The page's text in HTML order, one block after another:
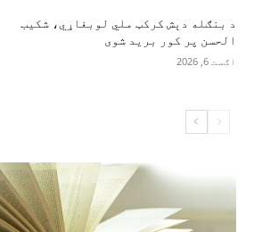
د بنګله دېش کرکټ ملي لوبغاړي، شکیب
الحسن پر کور برید شوی
اګست 6, 2026